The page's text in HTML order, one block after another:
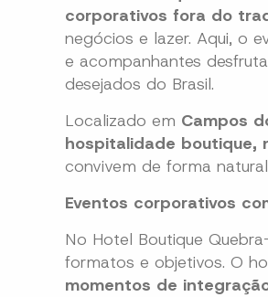
corporativos fora do
negócios e lazer. Aqui, o
e acompanhantes
desejados do Brasil.
Localizado em Campos
hospitalidade boutique,
convivem de forma
Eventos corporativos
No Hotel Boutique
formatos e objetivos. O
momentos de